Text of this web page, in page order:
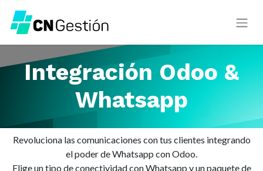
Integración Odoo &
Whatsapp
Revoluciona las comunicaciones con tus clientes integrando
el poder de Whatsapp con Odoo.
Elige un tipo de conectividad con Whatsapp y un paquete de